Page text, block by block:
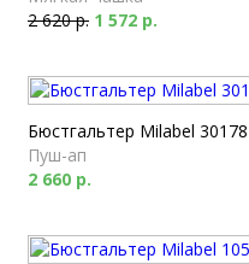
2 620 р. 1 572 р.
Бюстгальтер Milabel 30178
Пуш-ап
2 660 р.